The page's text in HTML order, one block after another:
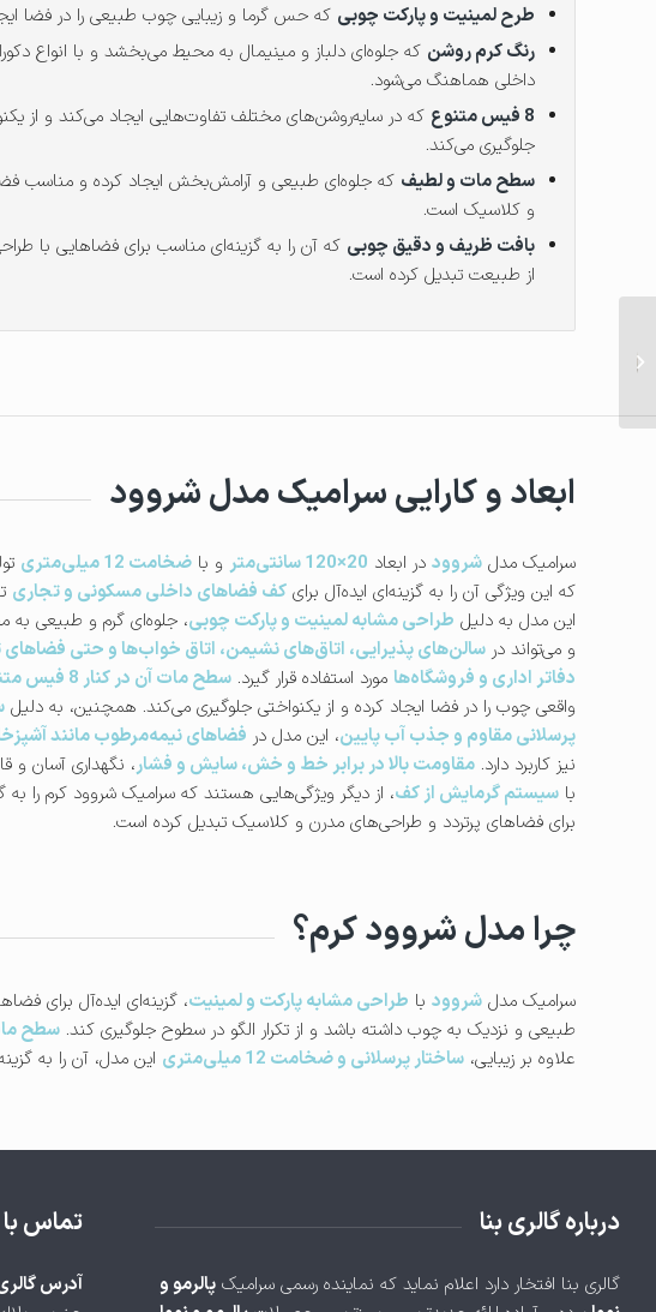
طرح لمینیت و پارکت چوبی که حس گرما و زیبایی چوب طبیعی را در فضا
رنگ کرم روشن که جلوه‌ای دلباز و مینیمال به محیط می‌بخشد و با انواع
داخلی هماهنگ می‌شود.
8 فیس متنوع
که در سایه‌روشن‌های مختلف تفاوت‌هایی ایجاد می‌کند و از
جلوگیری می‌کند.
سطح مات و لطیف که جلوه‌ای طبیعی و آرامش‌بخش ایجاد کرده و مناسب
و کلاسیک است.
بافت ظریف و دقیق چوبی که آن را به گزینه‌ای مناسب برای فضاهایی با
از طبیعت تبدیل کرده است.
ابعاد و کارایی سرامیک مدل شروود
سرامیک مدل شروود در ابعاد 20×120 سانتی‌متر و با ضخامت 12 میلی‌متری
که این ویژگی آن را به گزینه‌ای ایده‌آل برای کف فضاهای داخلی مسکونی و تجاری
این مدل به دلیل طراحی مشابه لمینیت و پارکت چوبی، جلوه‌ای گرم و طبیعی
و می‌تواند در سالن‌های پذیرایی، اتاق‌های نشیمن، اتاق خواب‌ها و حتی فضاهای
دفاتر اداری و فروشگاه‌ها مورد استفاده قرار گیرد. سطح مات آن در کنار 8 فیس متنوع
واقعی چوب را در فضا ایجاد کرده و از یکنواختی جلوگیری می‌کند. همچنین، به دلیل
پرسلانی مقاوم و جذب آب پایین، این مدل در فضاهای نیمه‌مرطوب مانند
نیز کاربرد دارد. مقاومت بالا در برابر خط و خش، سایش و فشار، نگهداری آسان و
با سیستم گرمایش از کف، از دیگر ویژگی‌هایی هستند که سرامیک شروود کرم را به
برای فضاهای پرتردد و طراحی‌های مدرن و کلاسیک تبدیل کرده است.
چرا مدل شروود کرم؟
سرامیک مدل شروود با طراحی مشابه پارکت و لمینیت، گزینه‌ای ایده‌آل برای
طبیعی و نزدیک به چوب داشته باشد و از تکرار الگو در سطوح جلوگیری کند. سطح
علاوه بر زیبایی، ساختار پرسلانی و ضخامت 12 میلی‌متری این مدل، آن را به
درباره گالری بنا
گالری بنا افتخار دارد اعلام نماید که نماینده رسمی سرامیک پالرمو و
تماس با
آدرس
سرامیک آتشکوه | مقاوم با